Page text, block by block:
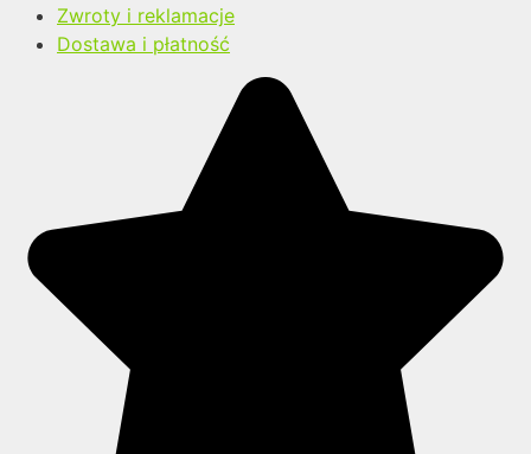
Zwroty i reklamacje
Dostawa i płatność